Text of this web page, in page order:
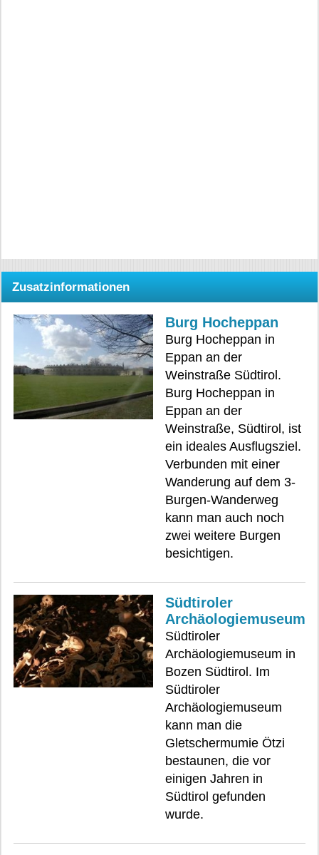
Zusatzinformationen
Burg Hocheppan
Burg Hocheppan in
Eppan an der
Weinstraße Südtirol.
Burg Hocheppan in
Eppan an der
Weinstraße, Südtirol, ist
ein ideales Ausflugsziel.
Verbunden mit einer
Wanderung auf dem 3-
Burgen-Wanderweg
kann man auch noch
zwei weitere Burgen
besichtigen.
Südtiroler
Archäologiemuseum
Südtiroler
Archäologiemuseum in
Bozen Südtirol. Im
Südtiroler
Archäologiemuseum
kann man die
Gletschermumie Ötzi
bestaunen, die vor
einigen Jahren in
Südtirol gefunden
wurde.